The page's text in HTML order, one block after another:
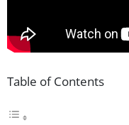
Table of Contents